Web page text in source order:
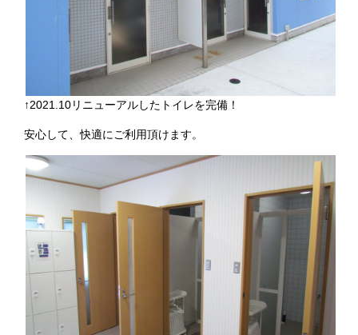
↑2021.10リニューアルしたトイレを完備！
安心して、快適にご利用頂けます。